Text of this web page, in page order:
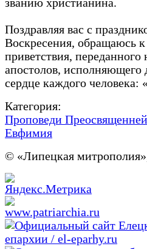
Поздравляя вас с
Воскресения, обращаюсь
приветствия,
апостолов,
сердце каждого человека:
Категория:
Проповеди
Евфимия
© «Липецкая